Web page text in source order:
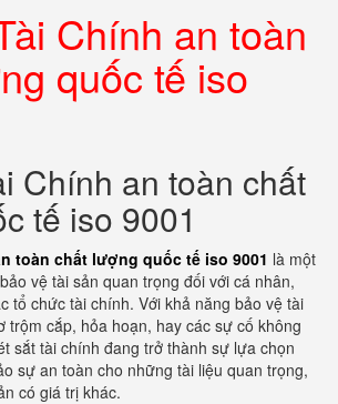
Chính an toàn
quốc tế iso
Chính an toàn chất
tế iso 9001
toàn chất lượng quốc tế iso 9001 là một
vệ tài sản quan trọng đối với cá nhân,
tổ chức tài chính. Với khả năng bảo vệ tài
trộm cắp, hỏa hoạn, hay các sự cố không
sắt tài chính đang trở thành sự lựa chọn
sự an toàn cho những tài liệu quan trọng,
có giá trị khác.